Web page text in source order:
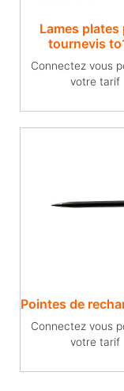
Lames plates
tournevis
Connectez vous
votre tarif
Pointes de
Connectez vous
votre tarif